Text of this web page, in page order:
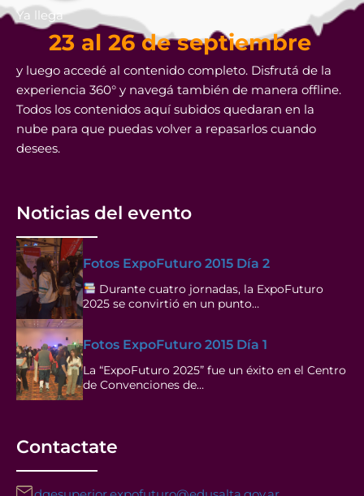
Ya llega
23 al 26 de septiembre
y luego accedé al contenido completo. Disfrutá de la
experiencia 360° y navegá también de manera offline.
Todos los contenidos aquí subidos quedaran en la
nube para que puedas volver a repasarlos cuando
desees.
Noticias del evento
Fotos ExpoFuturo 2015 Día 2
Durante cuatro jornadas, la ExpoFuturo
2025 se convirtió en un punto…
Fotos ExpoFuturo 2015 Día 1
La “ExpoFuturo 2025” fue un éxito en el Centro
de Convenciones de…
Contactate